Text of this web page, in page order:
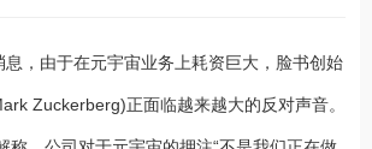
，由于在元宇宙业务上耗资巨大，脸书创始
Zuckerberg)正面临越来越大的反对声音。